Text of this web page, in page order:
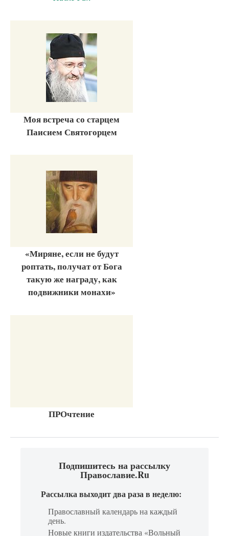
Моя встреча со старцем
Паисием Святогорцем
«Миряне, если не будут
роптать, получат от Бога
такую же награду, как
подвижники монахи»
ПРОчтение
Подпишитесь на рассылку
Православие.Ru
Рассылка выходит два раза в неделю:
Православный календарь на каждый
день.
Новые книги издательства «Вольный